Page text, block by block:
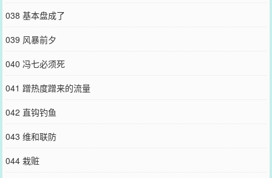
038 基本盘成了
039 风暴前夕
040 冯七必须死
041 蹭热度蹭来的流量
042 直钩钓鱼
043 维和联防
044 栽赃